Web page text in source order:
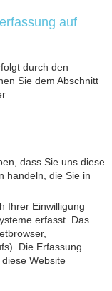
auf
durch den
Sie dem Abschnitt
dass Sie uns diese
handeln, die Sie in
Ihrer Einwilligung
erfasst. Das
Die Erfassung
Website